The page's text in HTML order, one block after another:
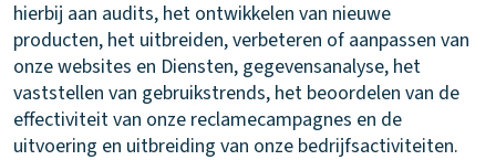
hierbij aan audits, het ontwikkelen van nieuwe
producten, het uitbreiden, verbeteren of aanpassen van
onze websites en Diensten, gegevensanalyse, het
vaststellen van gebruikstrends, het beoordelen van de
effectiviteit van onze reclamecampagnes en de
uitvoering en uitbreiding van onze bedrijfsactiviteiten.